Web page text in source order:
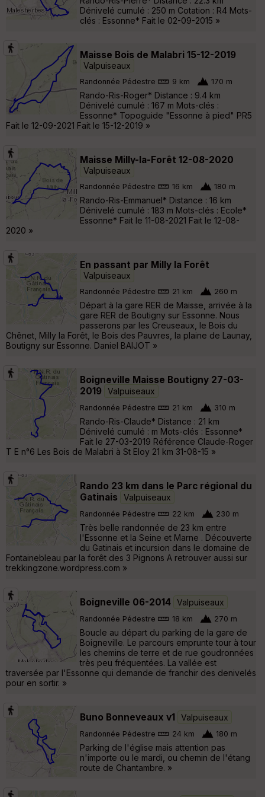
Dénivelé cumulé : 250 m Cotation : R4 Mots-
clés : Essonne* Fait le 02-09-2015 »
Maisse Bois de Malabri 15-12-2019
Valpuiseaux
Randonnée Pédestre 9 km 170 m
Rando-Ris-Roger* Distance : 9.4 km
Dénivelé cumulé : 167 m Mots-clés :
Essonne* Topoguide "Essonne à pied" PR5
Fait le 12-09-2021 Fait le 15-12-2019 »
Maisse Milly-la-Forêt 12-08-2020
Valpuiseaux
Randonnée Pédestre 16 km 180 m
Rando-Ris-Emmanuel* Distance : 16 km
Dénivelé cumulé : 183 m Mots-clés : Ecole*
Essonne* Fait le 11-08-2021 Fait le 12-08-
2020 »
En passant par Milly la Forêt
Valpuiseaux
Randonnée Pédestre 21 km 260 m
Départ à la gare RER de Maisse, arrivée à la
gare RER de Boutigny sur Essonne. Nous
passerons par les Creuseaux, le Bois du
Chênet, Milly la Forêt, le Bois des Pauvres, la plaine de Launay,
Boutigny sur Essonne. Daniel BAIJOT »
Boigneville Maisse Boutigny 27-03-
2019
Valpuiseaux
Randonnée Pédestre 21 km 310 m
Rando-Ris-Claude* Distance : 21 km
Dénivelé cumulé : m Mots-clés : Essonne*
Fait le 27-03-2019 Référence Claude-Roger
T E n°6 Les Bois de Malabri à St Eloy 21 km 31-08-15 »
Rando 23 km dans le Parc régional du
Gatinais
Valpuiseaux
Randonnée Pédestre 22 km 230 m
Très belle randonnée de 23 km entre
l'Essonne et la Seine et Marne . Découverte
du Gatinais et incursion dans le domaine de
Fontainebleau par la forêt des 3 Pignons A retrouver aussi sur
trekkingzone.wordpress.com »
Boigneville 06-2014 Valpuiseaux
Randonnée Pédestre 18 km 270 m
Boucle au départ du parking de la gare de
Boigneville. Le parcours emprunte tour à tour
les chemins de terre et de rue goudronnées
très peu fréquentées. La vallée est
traversée par l'Essonne qui demande de franchir des denivelés
pour en sortir. »
Buno Bonneveaux v1 Valpuiseaux
Randonnée Pédestre 24 km 180 m
Parking de l'église mais attention pas
n'importe ou le mardi, ou chemin de l'étang
route de Chantambre. »